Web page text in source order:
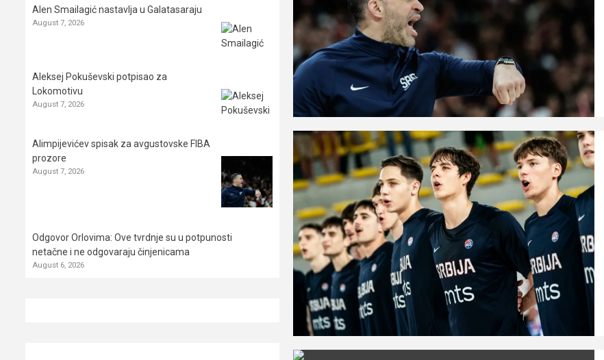
Alen Smailagić nastavlja u Galatasaraju
August 7, 2026
Aleksej Pokuševski potpisao za
Lokomotivu
August 7, 2026
Alimpijevićev spisak za avgustovske FIBA
prozore
August 7, 2026
Odgovor Orlovima: ​Ove tvrdnje su u potpunosti
netačne i ne odgovaraju činjenicama
August 6, 2026